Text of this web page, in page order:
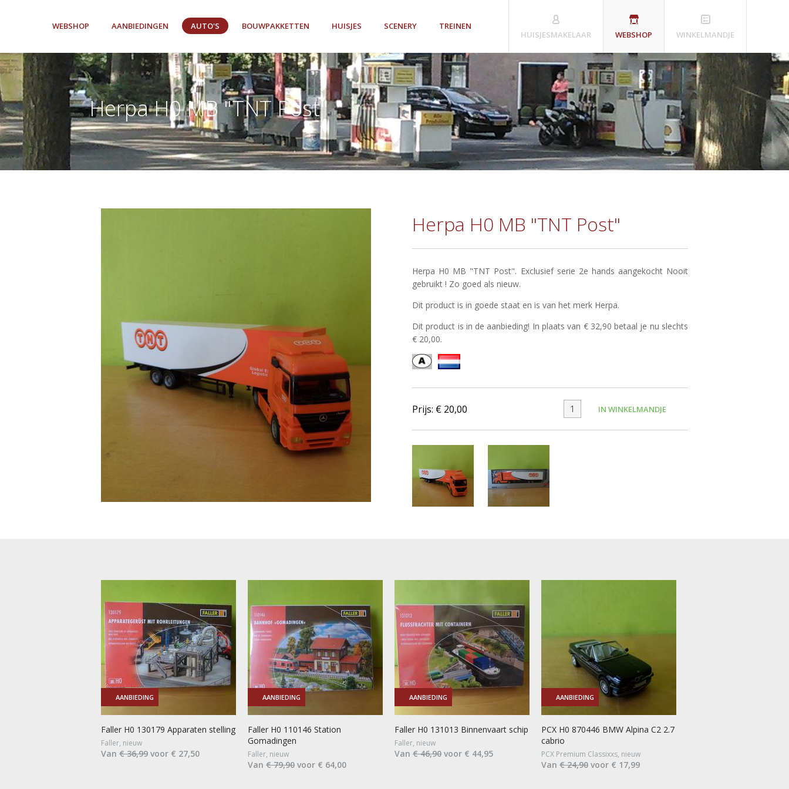
WEBSHOP AANBIEDINGEN AUTO'S BOUWPAKKETTEN HUISJES SCENERY
TREINEN
HUISJESMAKELAAR
WEBSHOP WINKELMANDJE
Herpa H0 MB "TNT Post"
Herpa H0 MB "TNT Post"
Herpa H0 MB "TNT Post". Exclusief serie 2e hands aangekocht Nooit
gebruikt ! Zo goed als nieuw.
Dit product is in goede staat en is van het merk Herpa.
Dit product is in de aanbieding! In plaats van € 32,90 betaal je nu slechts
€ 20,00.
Prijs: € 20,00 IN WINKELMANDJE
AANBIEDING
Faller H0 130179 Apparaten stelling
Faller, nieuw
Van € 36,99 voor € 27,50
AANBIEDING
Faller H0 110146 Station
Gomadingen
Faller, nieuw
Van € 79,90 voor € 64,00
AANBIEDING
Faller H0 131013 Binnenvaart schip
Faller, nieuw
Van € 46,90 voor € 44,95
AANBIEDING
PCX H0 870446 BMW Alpina C2 2.7
cabrio
PCX Premium Classixxs, nieuw
Van € 24,90 voor € 17,99